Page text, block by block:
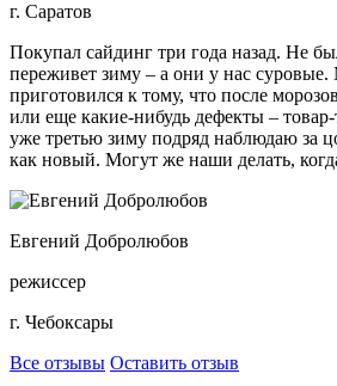
г. Саратов
Покупал сайдинг три года назад. Не
переживет зиму – а они у нас
приготовился к тому, что после
или еще какие-нибудь дефекты –
уже третью зиму подряд наблюдаю за
как новый. Могут же наши делать,
Евгений Добролюбов
режиссер
г. Чебоксары
Все отзывы Оставить отзыв